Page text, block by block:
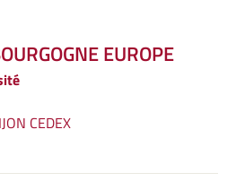
EUROPE
CEDEX